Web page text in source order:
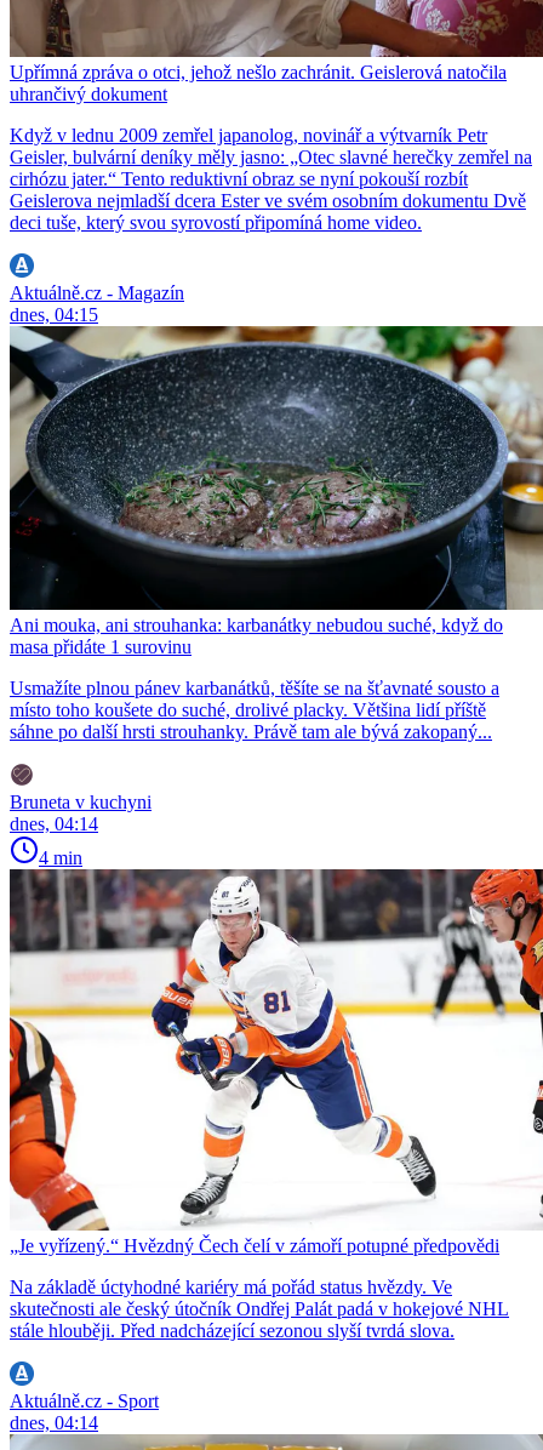
Upřímná zpráva o otci, jehož nešlo zachránit. Geislerová natočila
uhrančivý dokument
Když v lednu 2009 zemřel japanolog, novinář a výtvarník Petr
Geisler, bulvární deníky měly jasno: „Otec slavné herečky zemřel na
cirhózu jater.“ Tento reduktivní obraz se nyní pokouší rozbít
Geislerova nejmladší dcera Ester ve svém osobním dokumentu Dvě
deci tuše, který svou syrovostí připomíná home video.
Aktuálně.cz - Magazín
dnes, 04:15
Ani mouka, ani strouhanka: karbanátky nebudou suché, když do
masa přidáte 1 surovinu
Usmažíte plnou pánev karbanátků, těšíte se na šťavnaté sousto a
místo toho koušete do suché, drolivé placky. Většina lidí příště
sáhne po další hrsti strouhanky. Právě tam ale bývá zakopaný...
Bruneta v kuchyni
dnes, 04:14
4 min
„Je vyřízený.“ Hvězdný Čech čelí v zámoří potupné předpovědi
Na základě úctyhodné kariéry má pořád status hvězdy. Ve
skutečnosti ale český útočník Ondřej Palát padá v hokejové NHL
stále hlouběji. Před nadcházející sezonou slyší tvrdá slova.
Aktuálně.cz - Sport
dnes, 04:14